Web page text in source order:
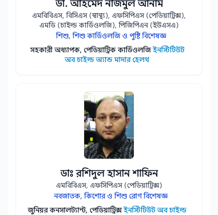
ডা. আহমেদ নাজমুল আনাম
এমবিবিএস, বিসিএস (স্বাস্থ্য), এফসিপিএস (পেডিয়াট্রিক্স),
এমডি (চাইল্ড কার্ডিওলজি), পিজিপিএন (ইউএসএ)
শিশু, শিশু কার্ডিওলজি ও পুষ্টি বিশেষজ্ঞ
সহকারী অধ্যাপক, পেডিয়াট্রিক কার্ডিওলজিইনস্টিটিউট
অব চাইল্ড অ্যান্ড মাদার হেলথ
ডাঃ রশিদুল হাসান শাফিন
এমবিবিএস, এফসিপিএস (পেডিয়াট্রিক্স)
নবজাতক, কিশোর ও শিশু রোগ বিশেষজ্ঞ
জুনিয়র কনসালট্যান্ট, পেডিয়াট্রিক্সইনস্টিটিউট অব চাইল্ড